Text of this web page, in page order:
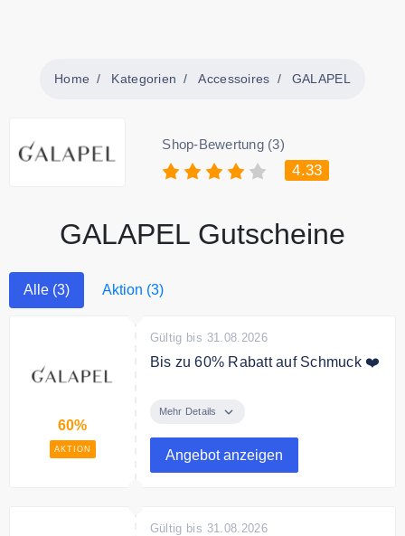
Home Kategorien Accessoires GALAPEL
Shop-Bewertung (3)
4.33
GALAPEL Gutscheine
Alle (3) Aktion (3)
60%
AKTION
Gültig bis 31.08.2026
Bis zu 60% Rabatt auf Schmuck ❤️
ausgewählten Schmuck mit bis zu
Mehr Details
Angebot anzeigen
Gültig bis 31.08.2026